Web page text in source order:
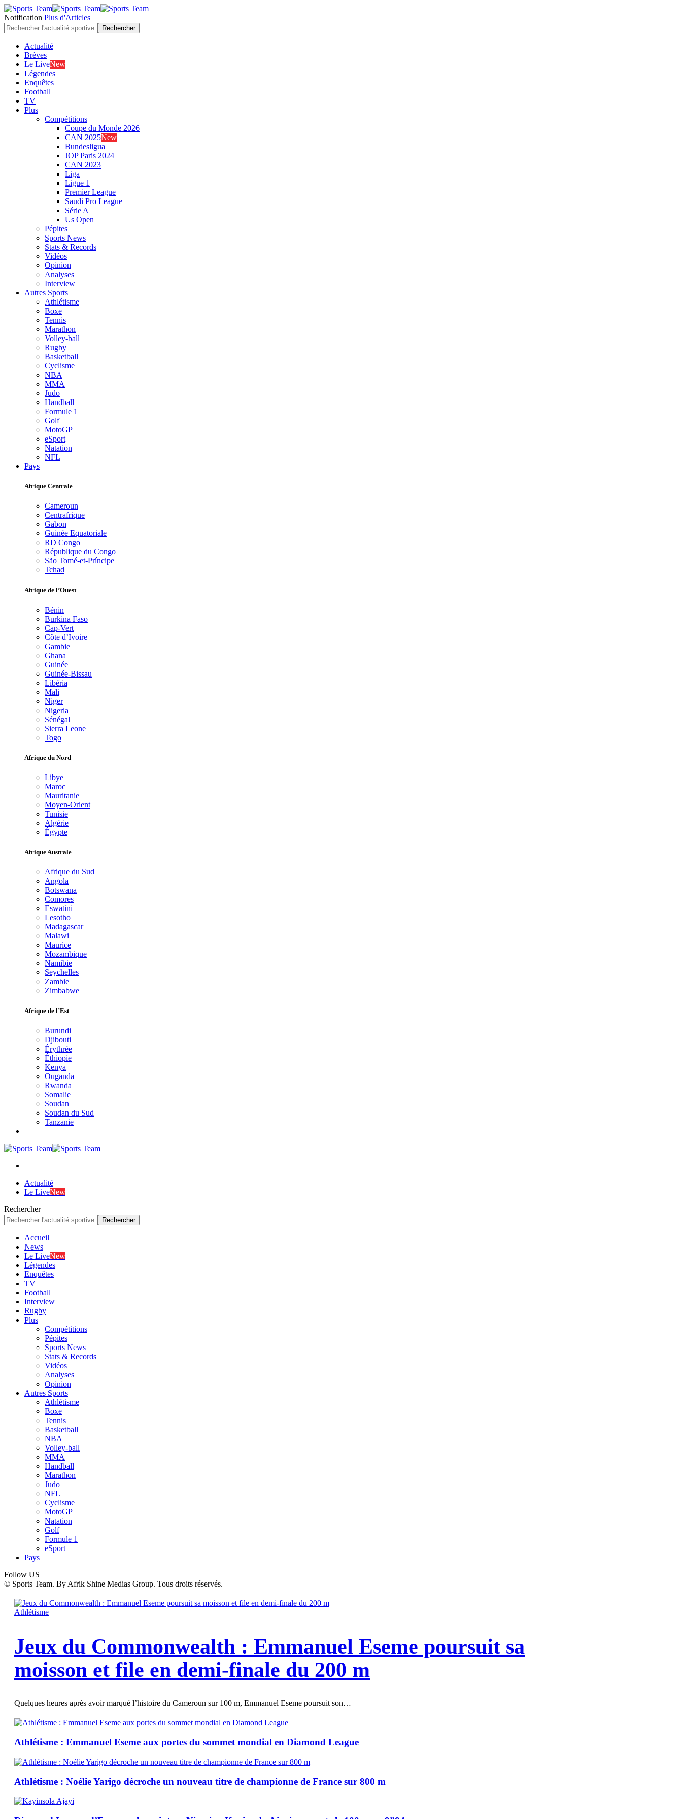
Notification Plus d'Articles
Actualité
Brèves
Le LiveNew
Légendes
Enquêtes
Football
TV
Plus
Compétitions
Coupe du Monde 2026
CAN 2025New
Bundesligua
JOP Paris 2024
CAN 2023
Liga
Ligue 1
Premier League
Saudi Pro League
Série A
Us Open
Pépites
Sports News
Stats & Records
Vidéos
Opinion
Analyses
Interview
Autres Sports
Athlétisme
Boxe
Tennis
Marathon
Volley-ball
Rugby
Basketball
Cyclisme
NBA
MMA
Judo
Handball
Formule 1
Golf
MotoGP
eSport
Natation
NFL
Pays
Afrique Centrale
Cameroun
Centrafrique
Gabon
Guinée Equatoriale
RD Congo
République du Congo
São Tomé-et-Príncipe
Tchad
Afrique de l’Ouest
Bénin
Burkina Faso
Cap-Vert
Côte d’Ivoire
Gambie
Ghana
Guinée
Guinée-Bissau
Libéria
Mali
Niger
Nigeria
Sénégal
Sierra Leone
Togo
Afrique du Nord
Libye
Maroc
Mauritanie
Moyen-Orient
Tunisie
Algérie
Égypte
Afrique Australe
Afrique du Sud
Angola
Botswana
Comores
Eswatini
Lesotho
Madagascar
Malawi
Maurice
Mozambique
Namibie
Seychelles
Zambie
Zimbabwe
Afrique de l’Est
Burundi
Djibouti
Érythrée
Éthiopie
Kenya
Ouganda
Rwanda
Somalie
Soudan
Soudan du Sud
Tanzanie
Actualité
Le LiveNew
Rechercher
Accueil
News
Le LiveNew
Légendes
Enquêtes
TV
Football
Interview
Rugby
Plus
Compétitions
Pépites
Sports News
Stats & Records
Vidéos
Analyses
Opinion
Autres Sports
Athlétisme
Boxe
Tennis
Basketball
NBA
Volley-ball
MMA
Handball
Marathon
Judo
NFL
Cyclisme
MotoGP
Natation
Golf
Formule 1
eSport
Pays
Follow US
© Sports Team. By Afrik Shine Medias Group. Tous droits réservés.
Athlétisme
Jeux du Commonwealth : Emmanuel Eseme poursuit sa
moisson et file en demi-finale du 200 m
Quelques heures après avoir marqué l’histoire du Cameroun sur 100 m, Emmanuel Eseme poursuit son…
Athlétisme : Emmanuel Eseme aux portes du sommet mondial en Diamond League
Athlétisme : Noélie Yarigo décroche un nouveau titre de championne de France sur 800 m